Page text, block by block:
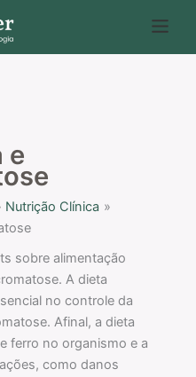
e
Nutrição Clínica
sobre alimentação
A dieta
no controle da
Afinal, a dieta
ferro no organismo e a
como danos